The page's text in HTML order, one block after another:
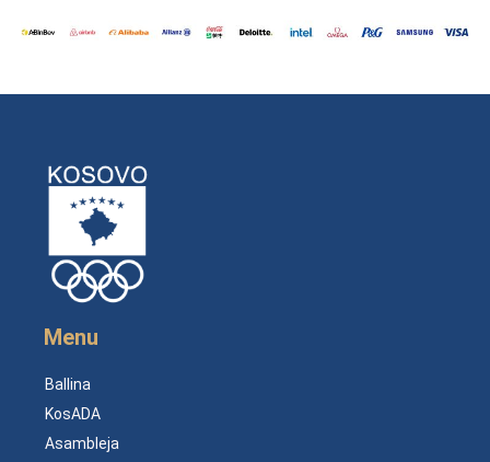
Menu
Ballina
KosADA
Asambleja